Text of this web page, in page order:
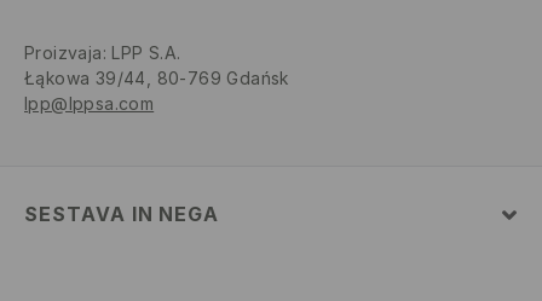
Proizvaja: LPP S.A.
Łąkowa 39/44, 80-769 Gdańsk
lpp@lppsa.com
SESTAVA IN NEGA